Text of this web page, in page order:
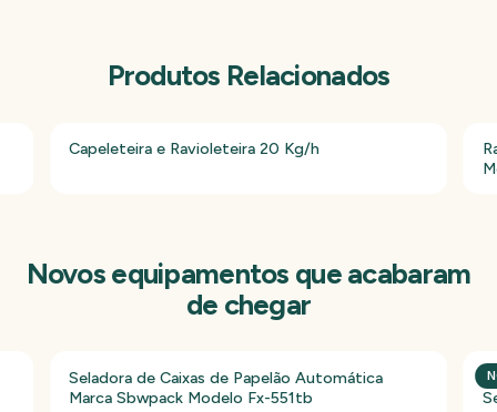
Produtos Relacionados
Capeleteira e Ravioleteira 20 Kg/h
Novos equipamentos que acabaram
de chegar
Seladora de Caixas de Papelão Automática
Marca Sbwpack Modelo Fx-551tb